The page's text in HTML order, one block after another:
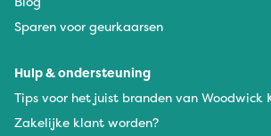
Sparen voor geurkaarsen
Hulp & ondersteuning
Tips voor het juist branden van Woodwick
Zakelijke klant worden?